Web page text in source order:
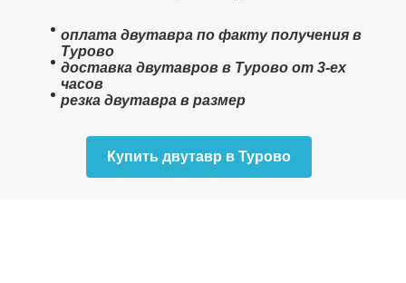
оплата двутавра по факту получения в
Турово
доставка двутавров в Турово от 3-ех
часов
резка двутавра в размер
Купить двутавр в Турово